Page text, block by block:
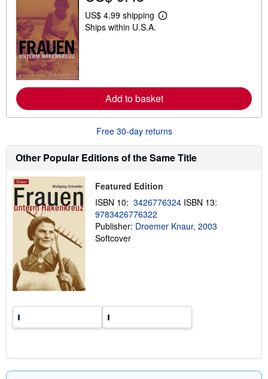
US$ 4.99 shipping
L
a
b
o
t
s
i
i
n
g
a
Ships within U.S.A.
Add to basket
Free 30-day returns
Other Popular Editions of the Same Title
Featured Edition
ISBN 10: 3426776324 ISBN 13:
9783426776322
Publisher: Droemer Knaur, 2003
Softcover